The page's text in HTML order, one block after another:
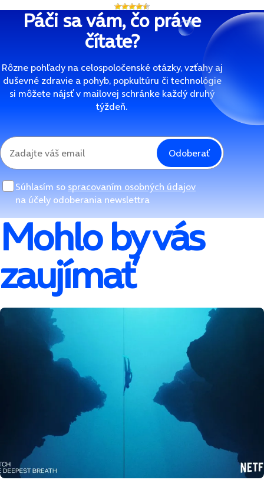
Páči sa vám, čo práve
čítate?
Rôzne pohľady na celospoločenské otázky, vzťahy aj
duševné zdravie a pohyb, popkultúru či technológie
si môžete nájsť v mailovej schránke každý druhý
týždeň.
Odoberať
Súhlasím so spracovaním osobných údajov
na účely odoberania newslettra
Mohlo by vás
zaujímať